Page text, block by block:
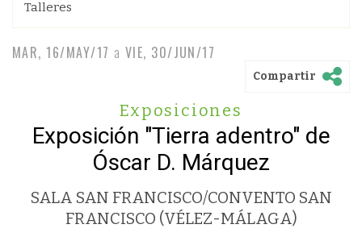
Talleres
MAR, 16/MAY/17 a VIE, 30/JUN/17
Compartir
Exposiciones
Exposición "Tierra adentro" de
Óscar D. Márquez
SALA SAN FRANCISCO/CONVENTO SAN
FRANCISCO (VÉLEZ-MÁLAGA)